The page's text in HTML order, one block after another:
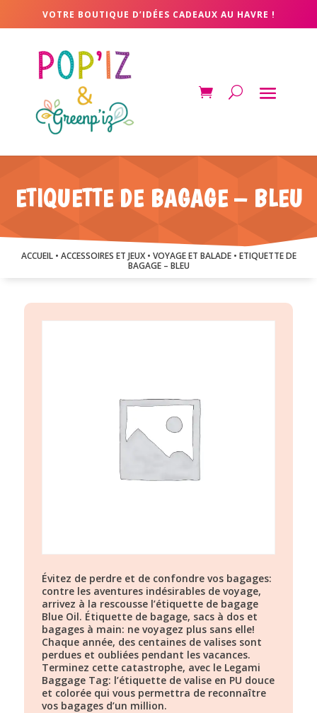
VOTRE BOUTIQUE D’IDÉES CADEAUX AU HAVRE !
ETIQUETTE DE BAGAGE – BLEU
ACCUEIL• ACCESSOIRES ET JEUX• VOYAGE ET BALADE• ETIQUETTE DE
BAGAGE – BLEU
Évitez de perdre et de confondre vos bagages:
contre les aventures indésirables de voyage,
arrivez à la rescousse l’étiquette de bagage
Blue Oil. Étiquette de bagage, sacs à dos et
bagages à main: ne voyagez plus sans elle!
Chaque année, des centaines de valises sont
perdues et oubliées pendant les vacances.
Terminez cette catastrophe, avec le Legami
Baggage Tag: l’étiquette de valise en PU douce
et colorée qui vous permettra de reconnaître
vos bagages d’un million.